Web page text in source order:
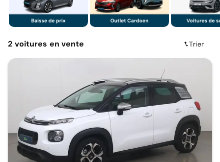
2 voitures en vente Trier